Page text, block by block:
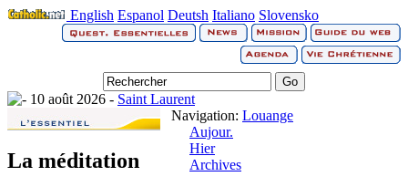
English Espanol Deutsh Italiano Slovensko
10 août 2026 - Saint Laurent
La méditation
Navigation: Louange
Aujour.
Hier
Archives